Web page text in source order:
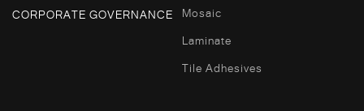
CORPORATE GOVERNANCE Mosaic
Laminate
Tile Adhesives